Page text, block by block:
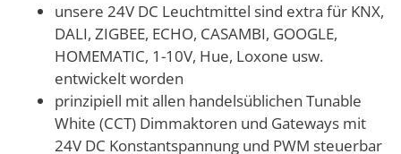
unsere 24V DC Leuchtmittel sind extra für KNX,
DALI, ZIGBEE, ECHO, CASAMBI, GOOGLE,
HOMEMATIC, 1-10V, Hue, Loxone usw.
entwickelt worden
prinzipiell mit allen handelsüblichen Tunable
White (CCT) Dimmaktoren und Gateways mit
24V DC Konstantspannung und PWM steuerbar